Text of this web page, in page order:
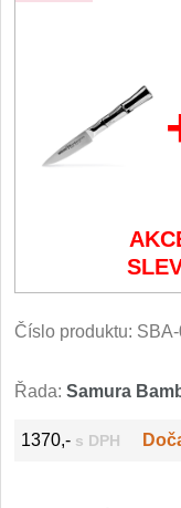
Nože na chleba
Steakové nože 2
Plátkovací nože
Porcovací nože
Sekáčky a
Číslo produktu:
Řada: Samura
1370,- s DPH